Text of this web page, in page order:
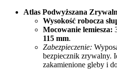
Atlas Podwyższana
Wysokość robocza
Mocowanie lemiesza:
115 mm.
Zabezpieczenie:
bezpiecznik zrywalny.
zakamienione gleby i